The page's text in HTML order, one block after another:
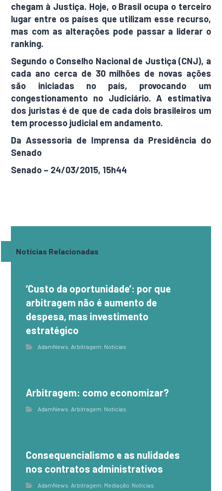
chegam à Justiça. Hoje, o Brasil ocupa o terceiro
lugar entre os países que utilizam esse recurso,
mas com as alterações pode passar a liderar o
ranking.
Segundo o Conselho Nacional de Justiça (CNJ), a
cada ano cerca de 30 milhões de novas ações
são iniciadas no país, provocando um
congestionamento no Judiciário. A estimativa
dos juristas é de que de cada dois brasileiros um
tem processo judicial em andamento.
Da Assessoria de Imprensa da Presidência do
Senado
Senado – 24/03/2015, 15h44
Notícias Relacionadas
‘Custo da oportunidade’: por que
arbitragem não é aumento de
despesa, mas investimento
estratégico
AdamNews, Arbitragem, Notícias
Arbitragem: como economizar?
AdamNews, Arbitragem, Notícias
Consequencialismo e as nulidades
nos contratos administrativos
AdamNews, Arbitragem, Mediação, Notícias